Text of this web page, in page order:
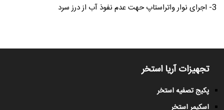
3- اجرای نوار واتراستاپ حهت عدم نفوذ آب از درز سرد
تجهیزات آریا استخر
پکیج تصفیه استخر
اسکیمر استخر